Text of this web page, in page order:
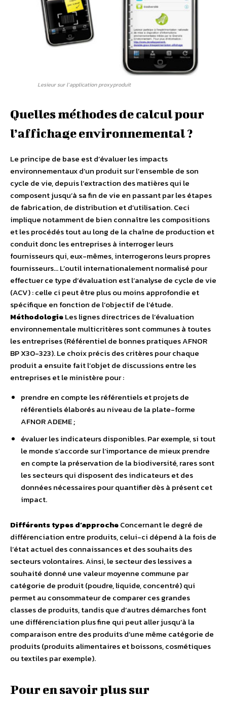
Lesieur sur l’application proxyproduit
Quelles méthodes de calcul pour
l’affichage environnemental ?
Le principe de base est d’évaluer les impacts
environnementaux d’un produit sur l’ensemble de son
cycle de vie, depuis l’extraction des matières qui le
composent jusqu’à sa fin de vie en passant par les étapes
de fabrication, de distribution et d’utilisation. Ceci
implique notamment de bien connaître les compositions
et les procédés tout au long de la chaîne de production et
conduit donc les entreprises à interroger leurs
fournisseurs qui, eux-mêmes, interrogerons leurs propres
fournisseurs… L’outil internationalement normalisé pour
effectuer ce type d’évaluation est l’analyse de cycle de vie
(ACV) : celle ci peut être plus ou moins approfondie et
spécifique en fonction de l’objectif de l’étude.
MéthodologieLes lignes directrices de l’évaluation
environnementale multicritères sont communes à toutes
les entreprises (Référentiel de bonnes pratiques AFNOR
BP X30-323). Le choix précis des critères pour chaque
produit a ensuite fait l’objet de discussions entre les
entreprises et le ministère pour :
prendre en compte les référentiels et projets de
référentiels élaborés au niveau de la plate-forme
AFNOR ADEME ;
évaluer les indicateurs disponibles. Par exemple, si tout
le monde s’accorde sur l’importance de mieux prendre
en compte la préservation de la biodiversité, rares sont
les secteurs qui disposent des indicateurs et des
données nécessaires pour quantifier dès à présent cet
impact.
Différents types d’approcheConcernant le degré de
différenciation entre produits, celui-ci dépend à la fois de
l’état actuel des connaissances et des souhaits des
secteurs volontaires. Ainsi, le secteur des lessives a
souhaité donné une valeur moyenne commune par
catégorie de produit (poudre, liquide, concentré) qui
permet au consommateur de comparer ces grandes
classes de produits, tandis que d’autres démarches font
une différenciation plus fine qui peut aller jusqu’à la
comparaison entre des produits d’une même catégorie de
produits (produits alimentaires et boissons, cosmétiques
ou textiles par exemple).
Pour en savoir plus sur